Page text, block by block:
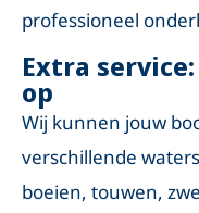
professioneel
Extra
op
Wij kunnen jouw
verschillende
boeien, touwen,